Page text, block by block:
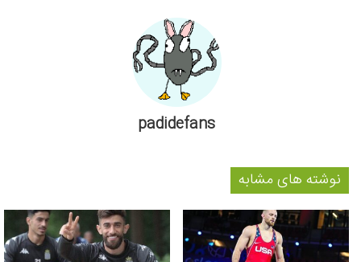
padidefans
نوشته های مشابه